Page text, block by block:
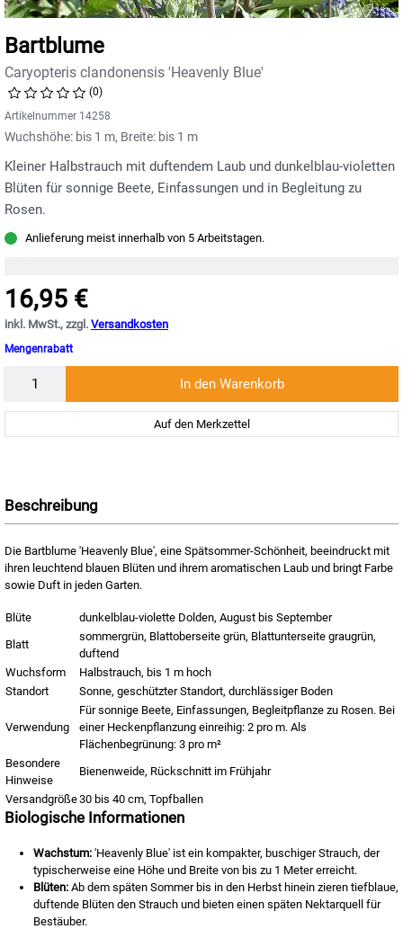
Bartblume
Caryopteris clandonensis 'Heavenly Blue'
(0)
Artikelnummer 14258
Wuchshöhe: bis 1 m, Breite: bis 1 m
Kleiner Halbstrauch mit duftendem Laub und dunkelblau-violetten
Blüten für sonnige Beete, Einfassungen und in Begleitung zu
Rosen.
Anlieferung meist innerhalb von 5 Arbeitstagen.
16,95 €
inkl. MwSt., zzgl. Versandkosten
Mengenrabatt
In den Warenkorb
Auf den Merkzettel
Beschreibung
Die Bartblume 'Heavenly Blue', eine Spätsommer-Schönheit, beeindruckt mit
ihren leuchtend blauen Blüten und ihrem aromatischen Laub und bringt Farbe
sowie Duft in jeden Garten.
Blüte
dunkelblau-violette Dolden, August bis September
Blatt
sommergrün, Blattoberseite grün, Blattunterseite graugrün,
duftend
Wuchsform
Halbstrauch, bis 1 m hoch
Standort
Sonne, geschützter Standort, durchlässiger Boden
Verwendung
Für sonnige Beete, Einfassungen, Begleitpflanze zu Rosen. Bei
einer Heckenpflanzung einreihig: 2 pro m. Als
Flächenbegrünung: 3 pro m²
Besondere
Hinweise
Bienenweide, Rückschnitt im Frühjahr
Versandgröße30 bis 40 cm, Topfballen
Biologische Informationen
Wachstum: 'Heavenly Blue' ist ein kompakter, buschiger Strauch, der
typischerweise eine Höhe und Breite von bis zu 1 Meter erreicht.
Blüten: Ab dem späten Sommer bis in den Herbst hinein zieren tiefblaue,
duftende Blüten den Strauch und bieten einen späten Nektarquell für
Bestäuber.